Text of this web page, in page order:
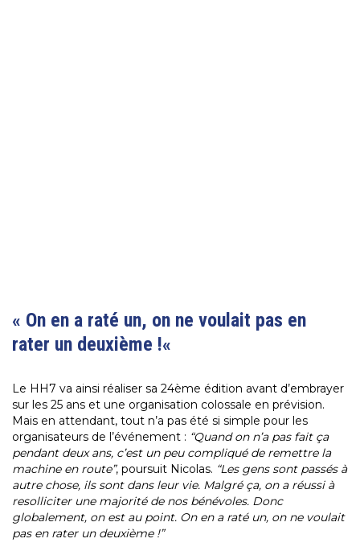
« On en a raté un, on ne voulait pas en
rater un deuxième !«
Le HH7 va ainsi réaliser sa 24ème édition avant d’embrayer
sur les 25 ans et une organisation colossale en prévision.
Mais en attendant, tout n’a pas été si simple pour les
organisateurs de l’événement : “Quand on n’a pas fait ça
pendant deux ans, c’est un peu compliqué de remettre la
machine en route”, poursuit Nicolas. “Les gens sont passés à
autre chose, ils sont dans leur vie. Malgré ça, on a réussi à
resolliciter une majorité de nos bénévoles. Donc
globalement, on est au point. On en a raté un, on ne voulait
pas en rater un deuxième !”